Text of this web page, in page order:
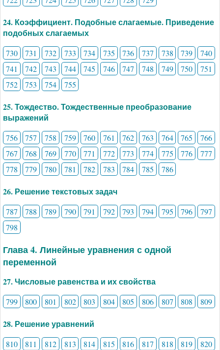
24. Коэффициент. Подобные слагаемые. Приведение
подобных слагаемых
730 731 732 733 734 735 736 737 738 739
740
741
742 743 744 745 746 747 748 749 750
751
752
753 754 755
25. Тождество. Тождественные преобразование
выражений
756 757 758 759 760 761 762 763 764 765
766
767
768 769 770 771 772 773 774 775 776
777
778
779 780 781 782 783 784 785 786
26. Решение текстовых задач
787 788 789 790 791 792 793 794 795 796
797
798
Глава 4. Линейные уравнения с одной
переменной
27. Числовые равенства и их свойства
799 800 801 802 803 804 805 806 807 808 809
28. Решение уравнений
810 811 812 813 814 815 816 817 818 819
820